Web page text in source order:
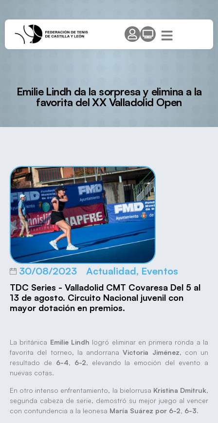
Emilie Lindh da la sorpresa y elimina a la
favorita del XX Valladolid Open
30/08/2023 Actualidad, Eventos
TDC Series - Valladolid CMT Covaresa Del 5 al
13 de agosto. Circuito Nacional juvenil con
mayor dotación en premios.
La británica Emilie Lindh logró eliminar en primera ronda a la
favorita del torneo, la andorranaVictoria Jiménez, con un
resultado de 6-4, 6-2, elevando la emoción del evento a
nuevas cotas.
En otro intenso enfrentamiento, la bielorrusa Kristina Dmitruk,
segunda cabeza de serie, demostró su mejor juego al vencer
con contundencia a la leonesa María Suárez por 6-2, 6-3.